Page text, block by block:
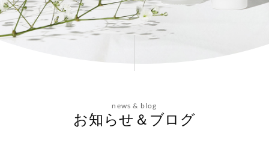
お取扱サロン
お知らせ・ブログ
会社概要
お問い合わせ
news & blog
お知らせ＆ブログ